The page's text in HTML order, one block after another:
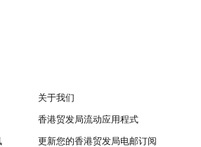
关于我们
香港贸发局流动应用程式
更新您的香港贸发局电邮订阅